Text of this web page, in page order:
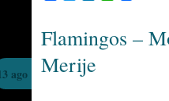
Flamingos –
Merije
ago